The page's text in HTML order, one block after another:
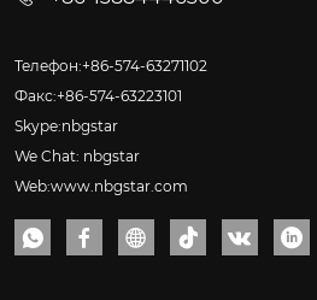
Телефон:+86-574-63271102
Факс:+86-574-63223101
Skype:nbgstar
We Chat: nbgstar
Web:www.nbgstar.com
     